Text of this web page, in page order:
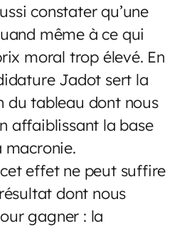
constater qu’une
même à ce qui
moral trop élevé. En
Jadot sert la
du tableau dont nous
affaiblissant la base
macronie.
effet ne peut suffire
dont nous
gagner : la